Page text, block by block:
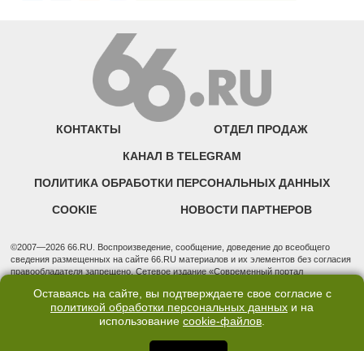
КОНТАКТЫ ОТДЕЛ ПРОДАЖ
КАНАЛ В TELEGRAM
ПОЛИТИКА ОБРАБОТКИ ПЕРСОНАЛЬНЫХ ДАННЫХ
COOKIE НОВОСТИ ПАРТНЕРОВ
©2007—2026 66.RU. Воспроизведение, сообщение, доведение до всеобщего
сведения размещенных на сайте 66.RU материалов и их элементов без согласия
правообладателя запрещено. Сетевое издание «Современный портал
надзору в сфере связи, информационных технологий и массовых коммуникаций
(Роскомнадзор). Регистрационный номер ЭЛ № ФС 77 - 76634 от 02.09.2019
Учредитель: Общество с ограниченной ответственностью "66.ру". Юридический
3, оф. 7015 Фактический адрес редакции и отдела продаж: 620014, Свердловская
Оставаясь на сайте, вы подтверждаете свое согласие с
политикой обработки персональных данных и на
использование cookie-файлов.